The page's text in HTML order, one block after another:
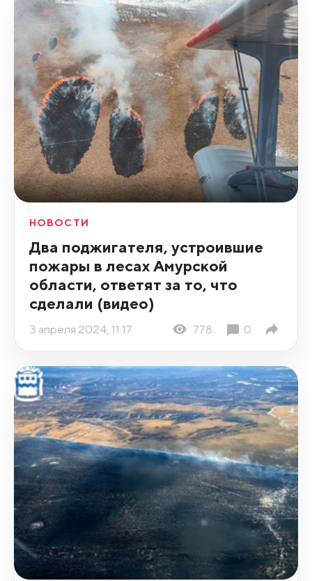
НОВОСТИ
Два поджигателя, устроившие
пожары в лесах Амурской
области, ответят за то, что
сделали (видео)
3 апреля 2024, 11:17 778 0